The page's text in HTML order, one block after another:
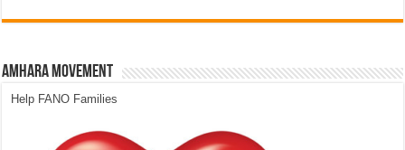
Amhara Movement
Help FANO Families